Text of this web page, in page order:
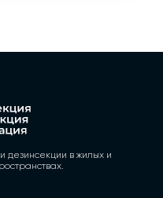
дезинсекции в жилых и